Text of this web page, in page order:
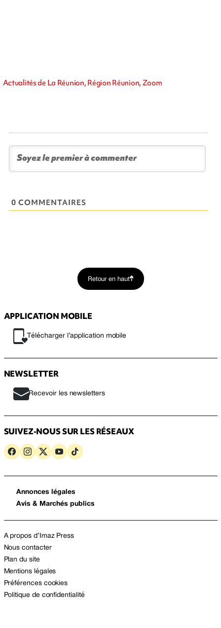
Actualités de La Réunion, Région Réunion, Zoom
0 COMMENTAIRES
Retour en haut
APPLICATION MOBILE
Télécharger l’application mobile
NEWSLETTER
Recevoir les newsletters
SUIVEZ-NOUS SUR LES RÉSEAUX
Annonces légales
Avis & Marchés publics
A propos d’Imaz Press
Nous contacter
Plan du site
Mentions légales
Préférences cookies
Politique de confidentialité